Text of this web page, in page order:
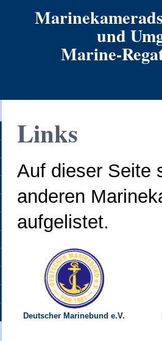
und
Marine-
Links
Auf dieser Seite
anderen
aufgelistet.
Deutscher Marinebund e.V.